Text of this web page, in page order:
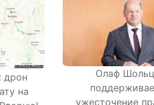
дрон
на
Олаф Шольц
ужесточение